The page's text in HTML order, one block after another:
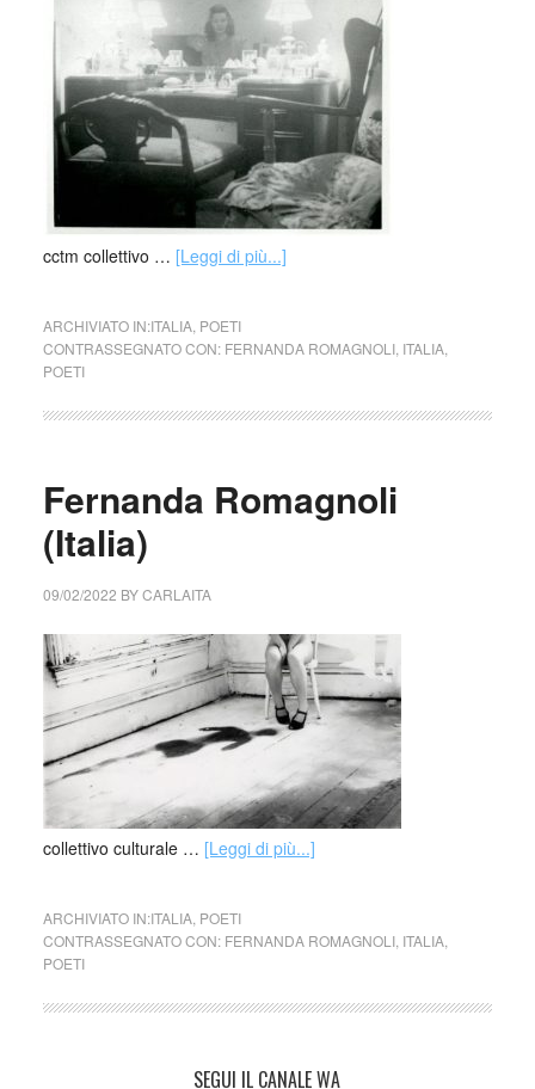
cctm collettivo … [Leggi di più...]
ARCHIVIATO IN:ITALIA, POETI
CONTRASSEGNATO CON: FERNANDA ROMAGNOLI, ITALIA,
POETI
Fernanda Romagnoli
(Italia)
09/02/2022 BYCARLAITA
collettivo culturale … [Leggi di più...]
ARCHIVIATO IN:ITALIA, POETI
CONTRASSEGNATO CON: FERNANDA ROMAGNOLI, ITALIA,
POETI
SEGUI IL CANALE WA